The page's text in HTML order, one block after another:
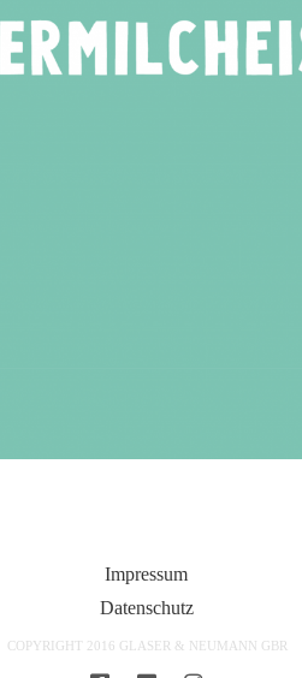
Impressum
Datenschutz
COPYRIGHT 2016 GLASER & NEUMANN GBR